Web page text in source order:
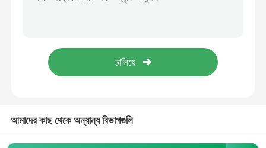
সিলিকন নিয়ন স্ট্রিপ লাইট
নমনীয় LED ফালা আলো
আলোকিত সিলিকন নিয়ন LED ফ্লেক্স লাইট 12V 24V RGB
পার্টি নিয়ন নমনীয় স্ট্রিপ হালকা কাস্টম রোমান্টিক প্রেম বিবাহ
আমাদের কাছ থেকে অন্যান্য বিভাগগুলি